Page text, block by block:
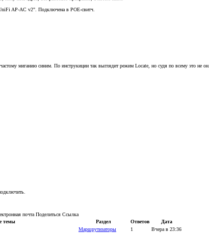
AP-AC v2". Подключена в POE-свитч.
миганию синим. По инструкиции так выглядит режим Locate, но судя по всему это не он.
почта Поделиться Ссылка
темы Раздел Ответов
Дата
Маршрутизаторы 1
Вчера в 23:36